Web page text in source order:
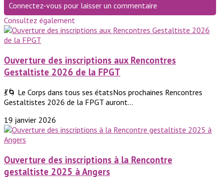
Connectez-vous pour laisser un commentaire
Consultez également
Ouverture des inscriptions aux Rencontres
Gestaltiste 2026 de la FPGT
💃🌀 Le Corps dans tous ses étatsNos prochaines Rencontres
Gestaltistes 2026 de la FPGT auront...
19 janvier 2026
Ouverture des inscriptions à la Rencontre
gestaltiste 2025 à Angers